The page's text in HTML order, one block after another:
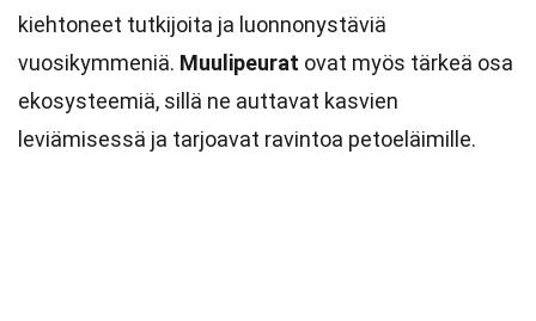
kiehtoneet tutkijoita ja luonnonystäviä
vuosikymmeniä. Muulipeurat ovat myös tärkeä osa
ekosysteemiä, sillä ne auttavat kasvien
leviämisessä ja tarjoavat ravintoa petoeläimille.